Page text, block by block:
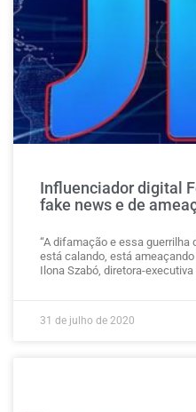
Influenciador digital
fake news e de
“A difamação e essa
está calando, está
Ilona Szabó, diretora-
31 de julho de 2020